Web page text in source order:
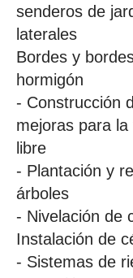
senderos de
laterales
Bordes y
hormigón
- Construcción
mejoras para
libre
- Plantación y
árboles
- Nivelación de
Instalación de
- Sistemas de